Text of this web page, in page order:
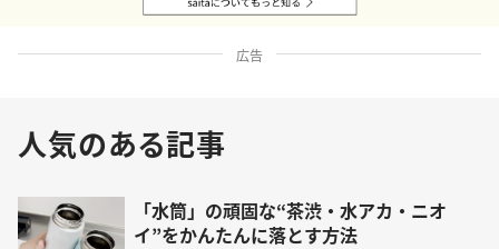
広告
人気のある記事
「水筒」の頑固な“茶渋・水アカ・ニオ
イ”をかんたんに落とす方法